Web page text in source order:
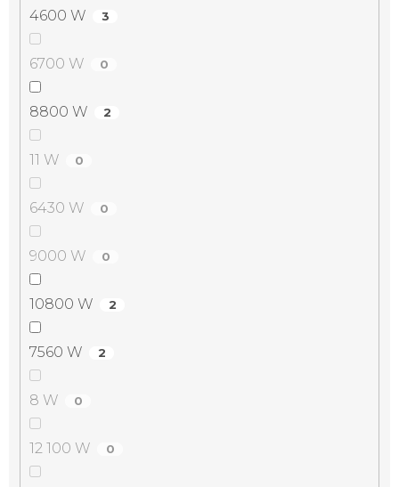
4600 W 3
6700 W 0
8800 W 2
11 W 0
6430 W 0
9000 W 0
10800 W 2
7560 W 2
8 W 0
12 100 W 0